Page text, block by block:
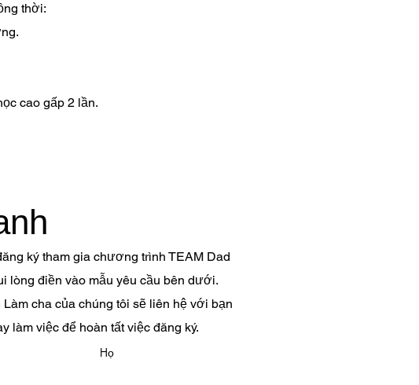
thời:
cao gấp 2 lần.
ký tham gia chương trình TEAM Dad
lòng điền vào mẫu yêu cầu bên dưới.
cha của chúng tôi sẽ liên hệ với bạn
làm việc để hoàn tất việc đăng ký.
Họ